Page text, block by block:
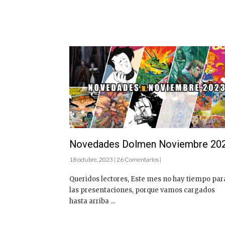
Novedades Dolmen Noviembre
18 octubre, 2023 | 26 Comentarios |
Queridos lectores, Este mes no hay tiempo
las presentaciones, porque vamos cargados
hasta arriba ...